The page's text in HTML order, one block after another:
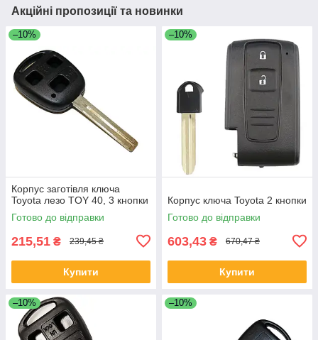
Акційні пропозиції та новинки
–10%
Корпус заготівля ключа
Toyota лезо TOY 40, 3 кнопки
Готово до відправки
215,51 ₴ 239,45 ₴
Купити
–10%
Корпус ключа Toyota 2 кнопки
Готово до відправки
603,43 ₴ 670,47 ₴
Купити
–10% –10%